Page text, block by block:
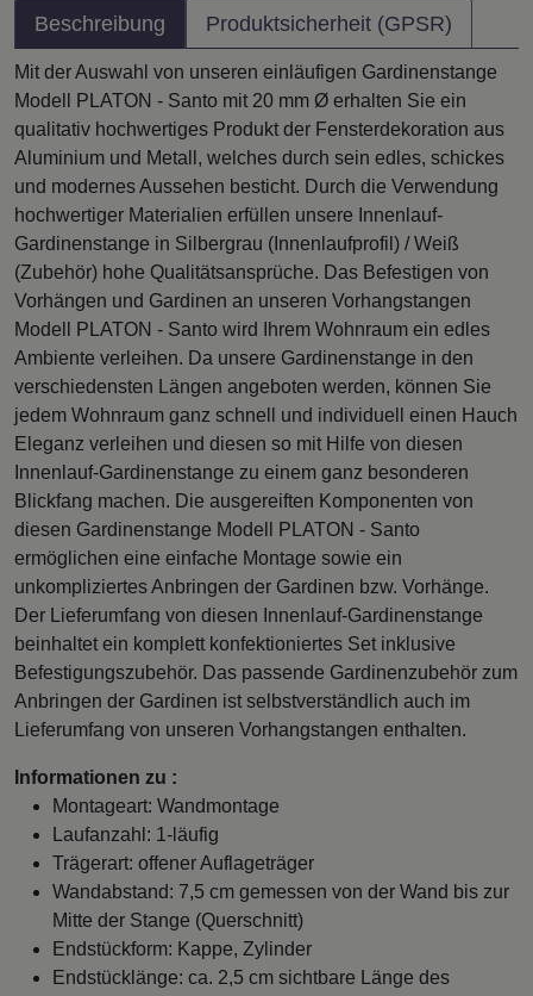
Beschreibung Produktsicherheit (GPSR)
Mit der Auswahl von unseren einläufigen Gardinenstange
Modell PLATON - Santo mit 20 mm Ø erhalten Sie ein
qualitativ hochwertiges Produkt der Fensterdekoration aus
Aluminium und Metall, welches durch sein edles, schickes
und modernes Aussehen besticht. Durch die Verwendung
hochwertiger Materialien erfüllen unsere Innenlauf-
Gardinenstange in Silbergrau (Innenlaufprofil) / Weiß
(Zubehör) hohe Qualitätsansprüche. Das Befestigen von
Vorhängen und Gardinen an unseren Vorhangstangen
Modell PLATON - Santo wird Ihrem Wohnraum ein edles
Ambiente verleihen. Da unsere Gardinenstange in den
verschiedensten Längen angeboten werden, können Sie
jedem Wohnraum ganz schnell und individuell einen Hauch
Eleganz verleihen und diesen so mit Hilfe von diesen
Innenlauf-Gardinenstange zu einem ganz besonderen
Blickfang machen. Die ausgereiften Komponenten von
diesen Gardinenstange Modell PLATON - Santo
ermöglichen eine einfache Montage sowie ein
unkompliziertes Anbringen der Gardinen bzw. Vorhänge.
Der Lieferumfang von diesen Innenlauf-Gardinenstange
beinhaltet ein komplett konfektioniertes Set inklusive
Befestigungszubehör. Das passende Gardinenzubehör zum
Anbringen der Gardinen ist selbstverständlich auch im
Lieferumfang von unseren Vorhangstangen enthalten.
Informationen zu :
Montageart: Wandmontage
Laufanzahl: 1-läufig
Trägerart: offener Auflageträger
Wandabstand: 7,5 cm gemessen von der Wand bis zur
Mitte der Stange (Querschnitt)
Endstückform: Kappe, Zylinder
Endstücklänge: ca. 2,5 cm sichtbare Länge des